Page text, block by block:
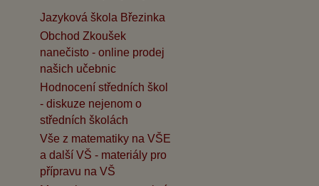
Jazyková škola Březinka
Obchod Zkoušek
nanečisto - online prodej
našich učebnic
Hodnocení středních škol
- diskuze nejenom o
středních školách
Vše z matematiky na VŠE
a další VŠ - materiály pro
přípravu na VŠ